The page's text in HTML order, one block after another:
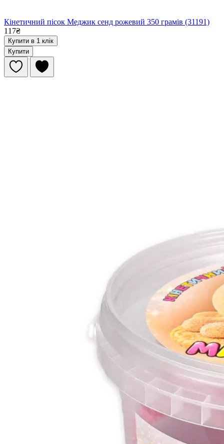
Кінетичний пісок Меджик сенд рожевий 350 грамів (31191)
117₴
Купити в 1 клік
Купити